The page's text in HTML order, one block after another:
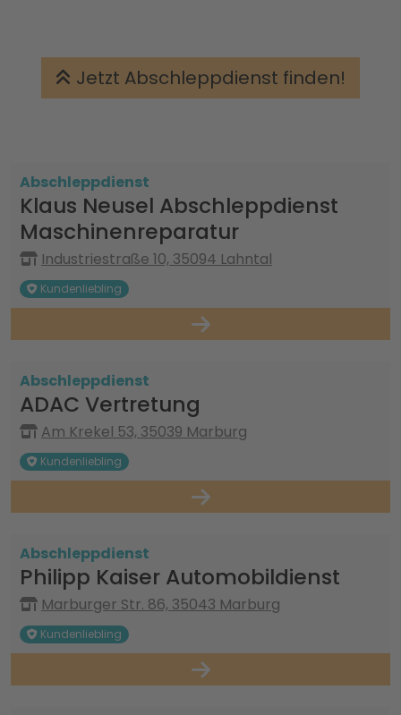
Jetzt Abschleppdienst finden!
Abschleppdienst
Klaus Neusel Abschleppdienst
Maschinenreparatur
Industriestraße 10, 35094 Lahntal
Kundenliebling
Abschleppdienst
ADAC Vertretung
Am Krekel 53, 35039 Marburg
Kundenliebling
Abschleppdienst
Philipp Kaiser Automobildienst
Marburger Str. 86, 35043 Marburg
Kundenliebling